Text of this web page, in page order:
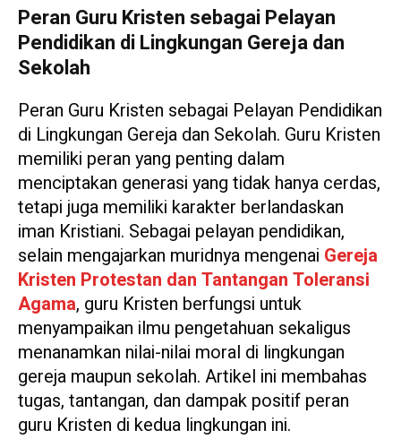
Peran Guru Kristen sebagai Pelayan
Pendidikan di Lingkungan Gereja dan
Sekolah
Peran Guru Kristen sebagai Pelayan Pendidikan
di Lingkungan Gereja dan Sekolah. Guru Kristen
memiliki peran yang penting dalam
menciptakan generasi yang tidak hanya cerdas,
tetapi juga memiliki karakter berlandaskan
iman Kristiani. Sebagai pelayan pendidikan,
selain mengajarkan muridnya mengenai Gereja
Kristen Protestan dan Tantangan Toleransi
Agama, guru Kristen berfungsi untuk
menyampaikan ilmu pengetahuan sekaligus
menanamkan nilai-nilai moral di lingkungan
gereja maupun sekolah. Artikel ini membahas
tugas, tantangan, dan dampak positif peran
guru Kristen di kedua lingkungan ini.